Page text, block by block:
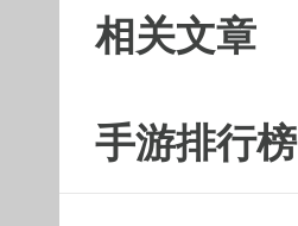
相关文章
手游排行榜